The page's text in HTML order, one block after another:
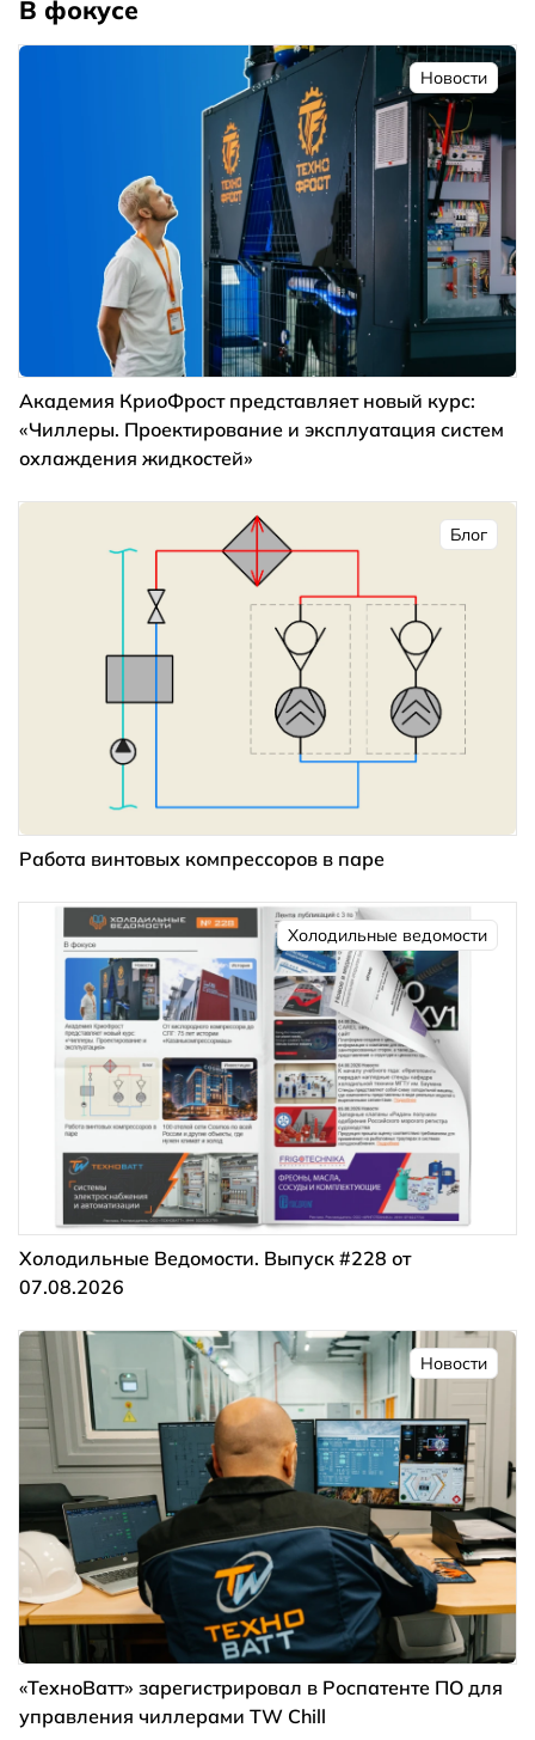
В фокусе
Новости
Академия КриоФрост представляет новый курс:
«Чиллеры. Проектирование и эксплуатация систем
охлаждения жидкостей»
Блог
Работа винтовых компрессоров в паре
Холодильные ведомости
Холодильные Ведомости. Выпуск #228 от
07.08.2026
Новости
«ТехноВатт» зарегистрировал в Роспатенте ПО для
управления чиллерами TW Chill